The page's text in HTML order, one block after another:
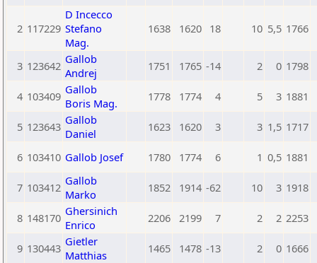
2 117229
D Incecco
Stefano
Mag.
1638 1620 18 10 5,5 1766
3 123642 Gallob
Andrej
1751 1765 -14 2 0 1798
4 103409 Gallob
Boris Mag.
1778 1774 4 5 3 1881
5 123643 Gallob
Daniel
1623 1620 3 3 1,5 1717
6 103410 Gallob Josef 1780 1774 6 1 0,5 1881
7 103412 Gallob
Marko
1852 1914 -62 10 3 1918
8 148170 Ghersinich
Enrico
2206 2199 7 2 2 2253
9 130443 Gietler
Matthias
1465 1478 -13 2 0 1666